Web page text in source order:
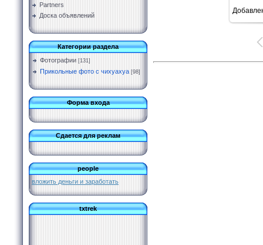
Partners
Доска объявлений
Категории раздела
Фотографии [131]
Прикольные фото с чихуахуа [98]
Форма входа
Сдается для реклам
people
вложить деньги и заработать
txtrek